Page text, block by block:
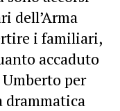
dell’Arma
i familiari,
accaduto
per
drammatica